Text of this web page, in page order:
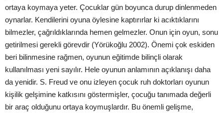
ortaya koymaya yeter. Çocuklar gün boyunca durup dinlenmeden
oynarlar. Kendilerini oyuna öylesine kaptırırlar ki acıktıklarını
bilmezler, çağrıldıklarında hemen gelmezler. Onun için oyun, sonu
getirilmesi gerekli görevdir (Yörükoğlu 2002). Önemi çok eskiden
beri bilinmesine rağmen, oyunun eğitimde bilinçli olarak
kullanılması yeni sayılır. Hele oyunun anlamının açıklanışı daha
da yenidir. S. Freud ve onu izleyen çocuk ruh doktorları oyunun
kişilik gelşimine katkısını göstermişler, çocuğu tanımada değerli
bir araç olduğunu ortaya koymuşlardır. Bu önemli gelişme,